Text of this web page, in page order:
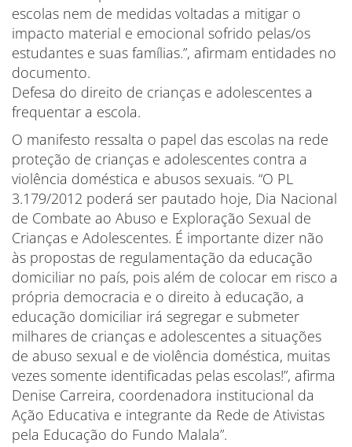
escolas nem de medidas voltadas a mitigar o
impacto material e emocional sofrido pelas/os
estudantes e suas famílias.”, afirmam entidades no
documento.
Defesa do direito de crianças e adolescentes a
frequentar a escola.
O manifesto ressalta o papel das escolas na rede
proteção de crianças e adolescentes contra a
violência doméstica e abusos sexuais. “O PL
3.179/2012 poderá ser pautado hoje, Dia Nacional
de Combate ao Abuso e Exploração Sexual de
Crianças e Adolescentes. É importante dizer não
às propostas de regulamentação da educação
domiciliar no país, pois além de colocar em risco a
própria democracia e o direito à educação, a
educação domiciliar irá segregar e submeter
milhares de crianças e adolescentes a situações
de abuso sexual e de violência doméstica, muitas
vezes somente identificadas pelas escolas!”, afirma
Denise Carreira, coordenadora institucional da
Ação Educativa e integrante da Rede de Ativistas
pela Educação do Fundo Malala”.